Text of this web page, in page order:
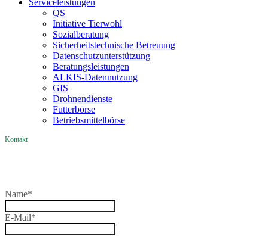
Service­­leistungen
QS
Initiative Tierwohl
Sozialberatung
Sicherheitstechnische Betreuung
Datenschutzunterstützung
Beratungsleistungen
ALKIS-Datennutzung
GIS
Drohnendienste
Futterbörse
Betriebsmittelbörse
Kontakt
Name*
E-Mail*